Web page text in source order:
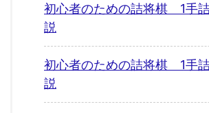
初心者のための詰将棋 1手
説
初心者のための詰将棋 1手
説